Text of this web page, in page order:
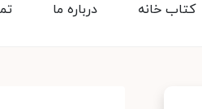
درباره ما کتاب خانه